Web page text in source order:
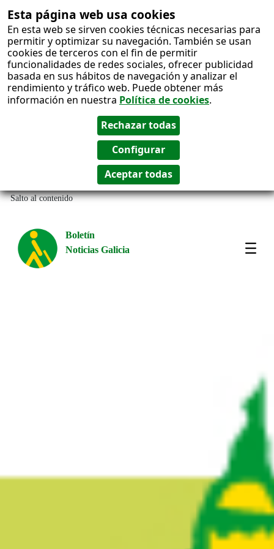
Esta página web usa cookies
En esta web se sirven cookies técnicas necesarias para
permitir y optimizar su navegación. También se usan
cookies de terceros con el fin de permitir
funcionalidades de redes sociales, ofrecer publicidad
basada en sus hábitos de navegación y analizar el
rendimiento y tráfico web. Puede obtener más
información en nuestra Política de cookies.
Salto al contenido
Boletín
Noticias Galicia